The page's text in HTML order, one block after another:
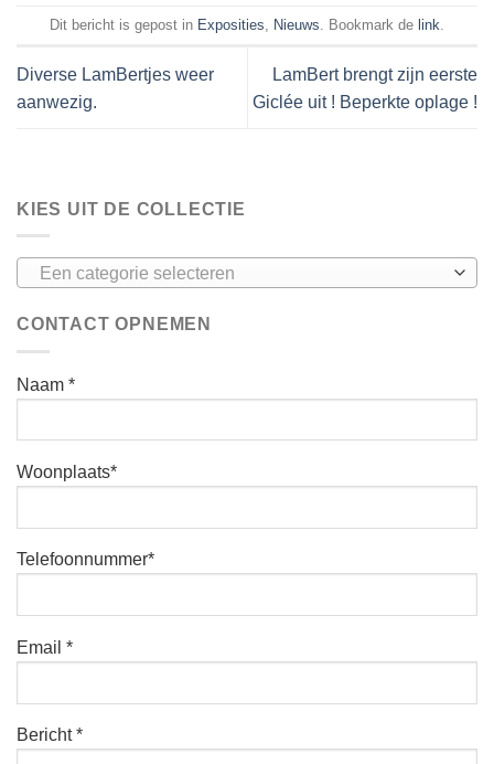
Dit bericht is gepost in Exposities Nieuws . Bookmark de link
Diverse LamBertjes weer
aanwezig.
LamBert brengt zijn eerste
Giclée uit ! Beperkte oplage !
KIES UIT DE COLLECTIE
Een categorie selecteren
CONTACT OPNEMEN
Naam *
Woonplaats*
Telefoonnummer*
Email *
Bericht *